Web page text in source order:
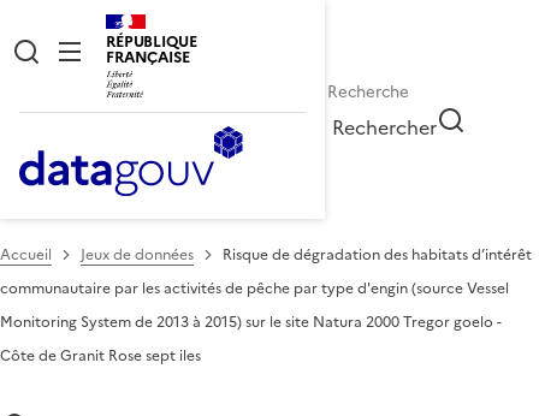
RÉPUBLIQUE
FRANÇAISE
Rechercher
Accueil Jeux de données
Risque de dégradation des habitats d’intérêt
communautaire par les activités de pêche par type d'engin (source Vessel
Monitoring System de 2013 à 2015) sur le site Natura 2000 Tregor goelo -
Côte de Granit Rose sept iles